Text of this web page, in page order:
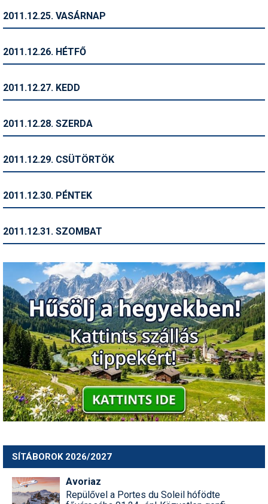
Történelem
Utazási tippek
2011.12.25. VASÁRNAP
2011.12.26. HÉTFŐ
2011.12.27. KEDD
2011.12.28. SZERDA
2011.12.29. CSÜTÖRTÖK
2011.12.30. PÉNTEK
2011.12.31. SZOMBAT
SÍTÁBOROK 2026/2027
Avoriaz
Repülővel a Portes du Soleil hófödte